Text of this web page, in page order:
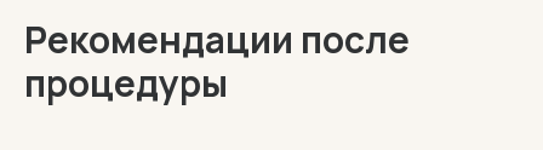
Рекомендации после
процедуры